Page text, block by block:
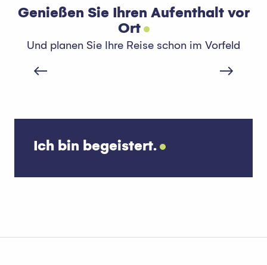
Genießen Sie Ihren Aufenthalt vor
Ort
Und planen Sie Ihre Reise schon im Vorfeld
Ich bin begeistert.